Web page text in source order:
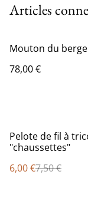
Articles
Mouton du
78,00 €
%
Pelote de fil à
"chaussettes"
6,00 €7,50 €